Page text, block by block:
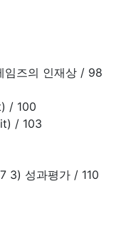
임즈의 인재상 / 98
/ 100
/ 103
3) 성과평가 / 110